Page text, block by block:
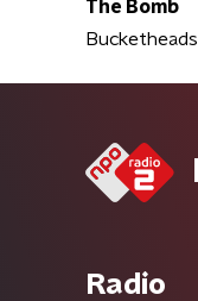
The Bomb
Bucketheads
Radio